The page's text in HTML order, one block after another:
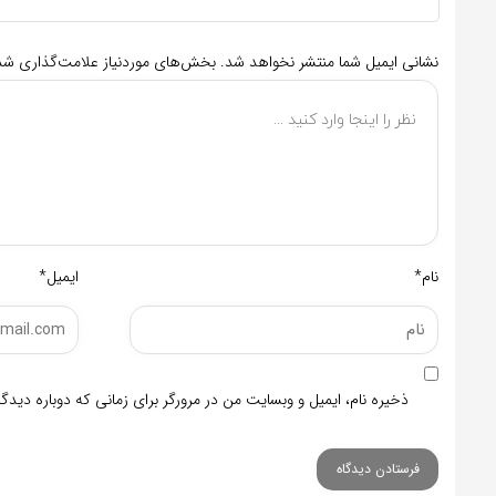
نشانی ایمیل شما منتشر نخواهد شد. بخش‌های موردنیاز علامت‌گذاری
نام* ایمیل*
ذخیره نام، ایمیل و وبسایت من در مرورگر برای زمانی که دوباره